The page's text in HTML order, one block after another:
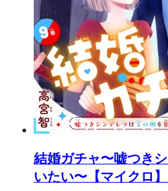
結婚ガチャ〜嘘つき
いたい〜【マイクロ